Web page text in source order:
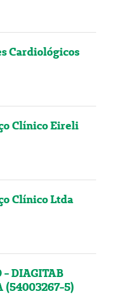
Cardiológicos
Clínico Eireli
Clínico Ltda
- DIAGITAB
(54003267-5)